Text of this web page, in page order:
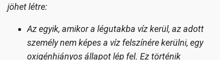
jöhet létre:
Az egyik, amikor a légutakba víz kerül, az adott
személy nem képes a víz felszínére kerülni, egy
oxigénhiányos állapot lép fel. Ez történik